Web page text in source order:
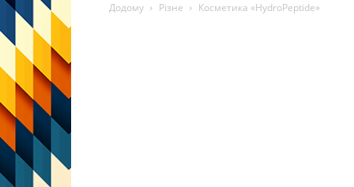
Додому Різне Косметика «HydroPeptide»